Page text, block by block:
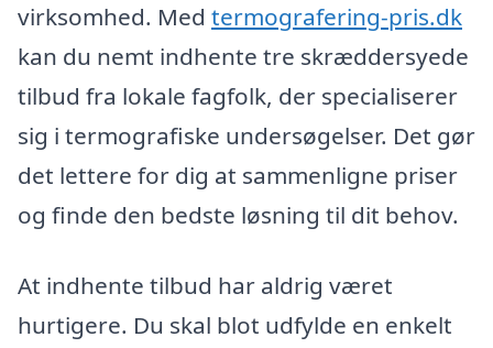
virksomhed. Med termografering-pris.dk
kan du nemt indhente tre skræddersyede
tilbud fra lokale fagfolk, der specialiserer
sig i termografiske undersøgelser. Det gør
det lettere for dig at sammenligne priser
og finde den bedste løsning til dit behov.
At indhente tilbud har aldrig været
hurtigere. Du skal blot udfylde en enkelt